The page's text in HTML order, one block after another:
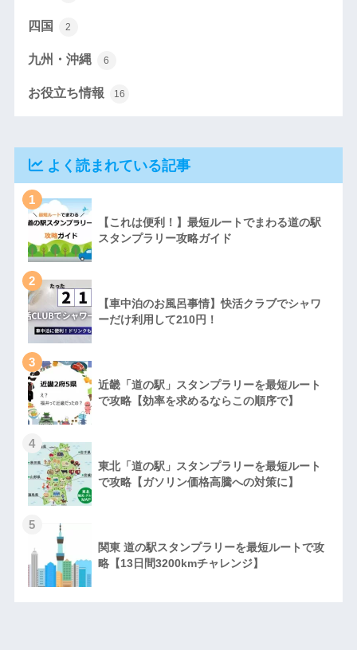
四国 2
九州・沖縄 6
お役立ち情報 16
よく読まれている記事
1
【これは便利！】最短ルートでまわる道の駅
スタンプラリー攻略ガイド
2
【車中泊のお風呂事情】快活クラブでシャワ
ーだけ利用して210円！
3
近畿「道の駅」スタンプラリーを最短ルート
で攻略【効率を求めるならこの順序で】
4
東北「道の駅」スタンプラリーを最短ルート
で攻略【ガソリン価格高騰への対策に】
5
関東 道の駅スタンプラリーを最短ルートで攻
略【13日間3200kmチャレンジ】